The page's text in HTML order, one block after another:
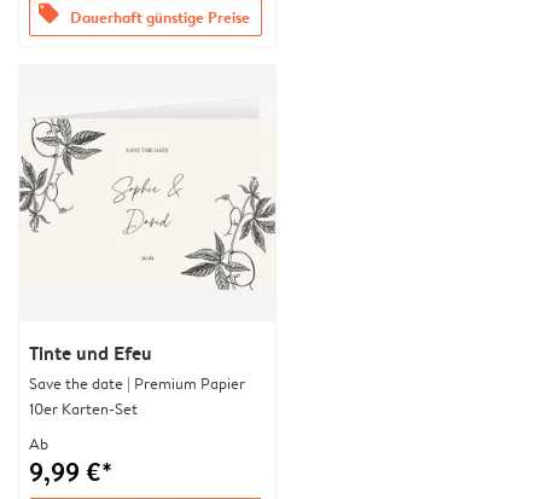
offers Dauerhaft günstige Preise
Tinte und Efeu
Save the date | Premium Papier
10er Karten-Set
Ab
9,99 €*